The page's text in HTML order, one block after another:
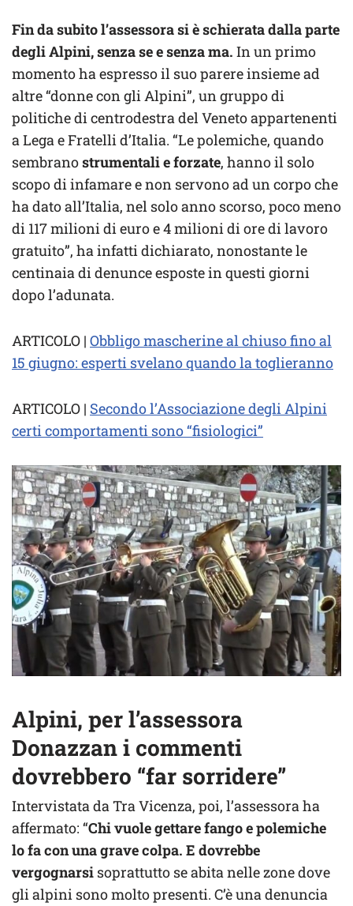
Fin da subito l’assessora si è schierata dalla parte
degli Alpini, senza se e senza ma. In un primo
momento ha espresso il suo parere insieme ad
altre “donne con gli Alpini”, un gruppo di
politiche di centrodestra del Veneto appartenenti
a Lega e Fratelli d’Italia. “Le polemiche, quando
sembranostrumentali e forzate, hanno il solo
scopo di infamare e non servono ad un corpo che
ha dato all’Italia, nel solo anno scorso, poco meno
di 117 milioni di euro e 4 milioni di ore di lavoro
gratuito”, ha infatti dichiarato, nonostante le
centinaia di denunce esposte in questi giorni
dopo l’adunata.
ARTICOLO | Obbligo mascherine al chiuso fino al
15 giugno: esperti svelano quando la toglieranno
ARTICOLO | Secondo l’Associazione degli Alpini
certi comportamenti sono “fisiologici”
Alpini, per l’assessora
Donazzan i commenti
dovrebbero “far sorridere”
Intervistata da Tra Vicenza, poi, l’assessora ha
affermato: “Chi vuole gettare fango e polemiche
lo fa con una grave colpa. E dovrebbe
vergognarsi soprattutto se abita nelle zone dove
gli alpini sono molto presenti. C’è una denuncia